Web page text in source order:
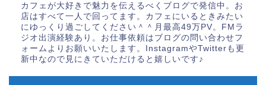
カフェが大好きで魅力を伝えるべくブログで発信中。お
店はすべて一人で回ってます。カフェにいるときみたい
にゆっくり過ごしてください＾＾月最高49万PV。FMラ
ジオ出演経験あり。お仕事依頼はブログの問い合わせフ
ォームよりお願いいたします。InstagramやTwitterも更
新中なので見にきていただけると嬉しいです♪